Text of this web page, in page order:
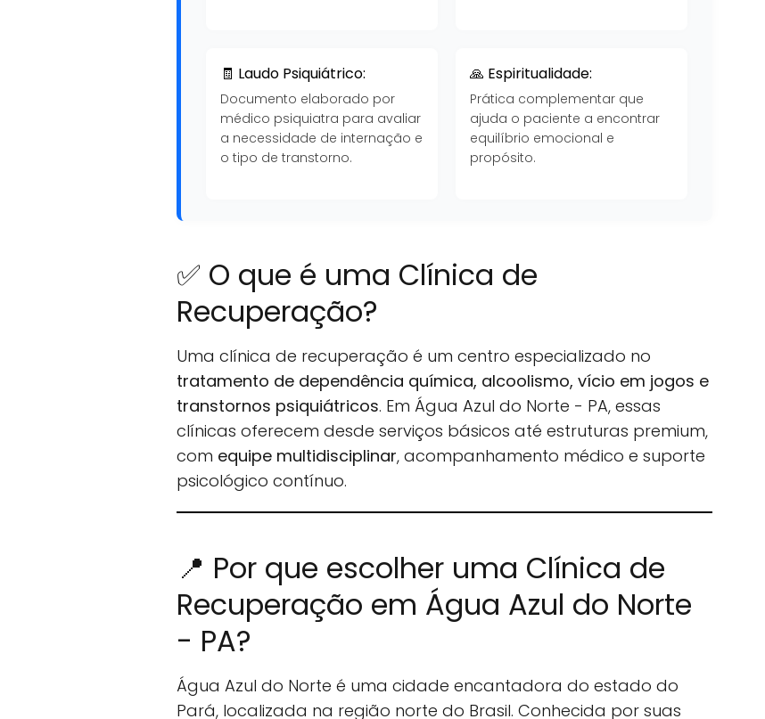
🧾 Laudo Psiquiátrico:
Documento elaborado por
médico psiquiatra para avaliar
a necessidade de internação e
o tipo de transtorno.
🙏 Espiritualidade:
Prática complementar que
ajuda o paciente a encontrar
equilíbrio emocional e
propósito.
✅ O que é uma Clínica de
Recuperação?
Uma clínica de recuperação é um centro especializado no
tratamento de dependência química, alcoolismo, vício em jogos e
transtornos psiquiátricos. Em Água Azul do Norte - PA, essas
clínicas oferecem desde serviços básicos até estruturas premium,
com equipe multidisciplinar, acompanhamento médico e suporte
psicológico contínuo.
📍 Por que escolher uma Clínica de
Recuperação em Água Azul do Norte
- PA?
Água Azul do Norte é uma cidade encantadora do estado do
Pará, localizada na região norte do Brasil. Conhecida por suas